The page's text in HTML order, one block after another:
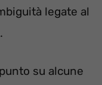
legate al
su alcune